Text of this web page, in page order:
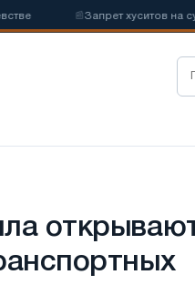
Запрет хуситов на